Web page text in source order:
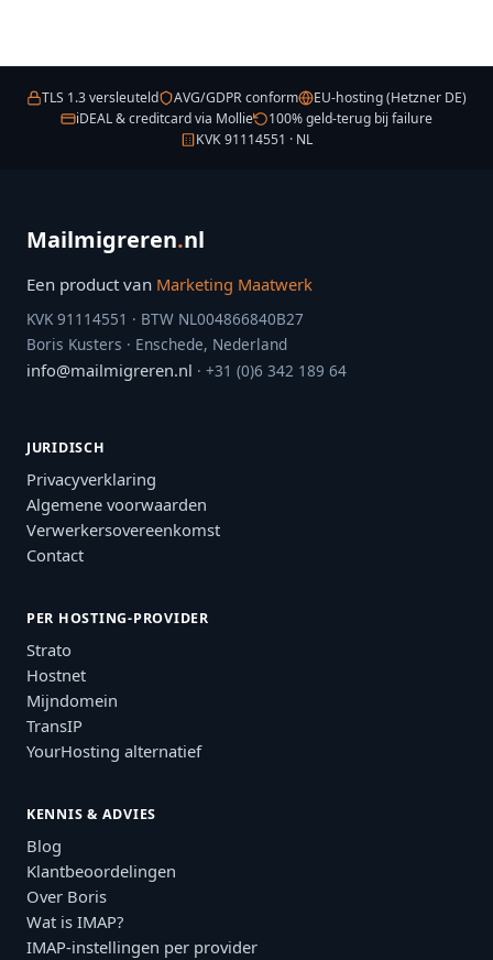
TLS 1.3 versleuteld AVG/GDPR conform
EU-hosting (Hetzner DE)
iDEAL & creditcard via Mollie
100% geld-terug bij failure
KVK 91114551 · NL
Mailmigreren.nl
Een product van Marketing Maatwerk
KVK 91114551 · BTW NL004866840B27
Boris Kusters · Enschede, Nederland
info@mailmigreren.nl · +31 (0)6 342 189 64
JURIDISCH
Privacyverklaring
Algemene voorwaarden
Verwerkersovereenkomst
Contact
PER HOSTING-PROVIDER
Strato
Hostnet
Mijndomein
TransIP
YourHosting alternatief
KENNIS & ADVIES
Blog
Klantbeoordelingen
Over Boris
Wat is IMAP?
IMAP-instellingen per provider